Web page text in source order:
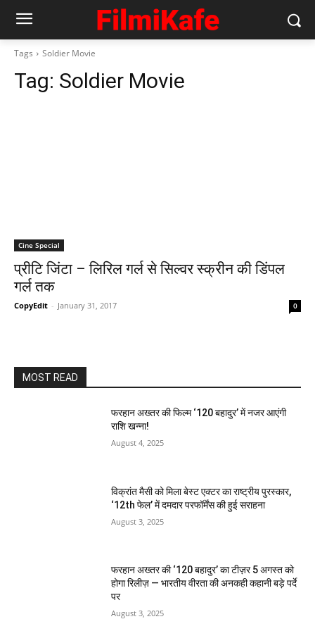
Tags Soldier Movie
Tag: Soldier Movie
Cine Special
प्रीटि जिंटा – लिरिल गर्ल से सिल्‍वर स्‍क्रीन की डिंपल
गर्ल तक
CopyEdit - January 31, 2017 0
MOST READ
फरहान अख्तर की फिल्म ‘120 बहादुर’ में नजर आएंगी
राशि खन्ना!
August 4, 2025
विक्रांत मैसी को मिला बेस्ट एक्टर का राष्ट्रीय पुरस्कार,
‘12th फेल’ में दमदार परफॉर्मेंस की हुई सराहना
August 3, 2025
फरहान अख्तर की ‘120 बहादुर’ का टीज़र 5 अगस्त को
होगा रिलीज़ — भारतीय वीरता की अनकही कहानी बड़े पर्दे
पर
August 3, 2025